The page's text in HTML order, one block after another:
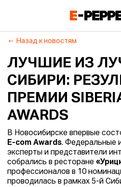
Назад к новостям
ЛУЧШИЕ ИЗ
СИБИРИ:
ПРЕМИИ
AWARDS
В Новосибирске впервые
E-com Awards. Федеральные
эксперты и представители
собрались в ресторане
профессионалов в 10
проводилась в рамках 5-й